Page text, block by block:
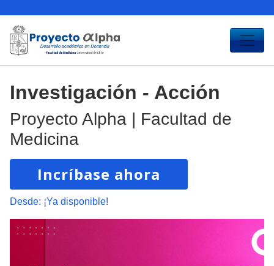
Investigación - Acción
Proyecto Alpha | Facultad de
Medicina
Incríbase ahora
Desde: ¡Ya disponible!